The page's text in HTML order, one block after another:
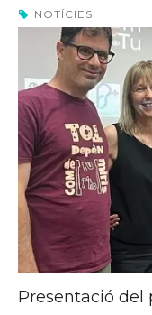
NOTÍCIES
Presentació del